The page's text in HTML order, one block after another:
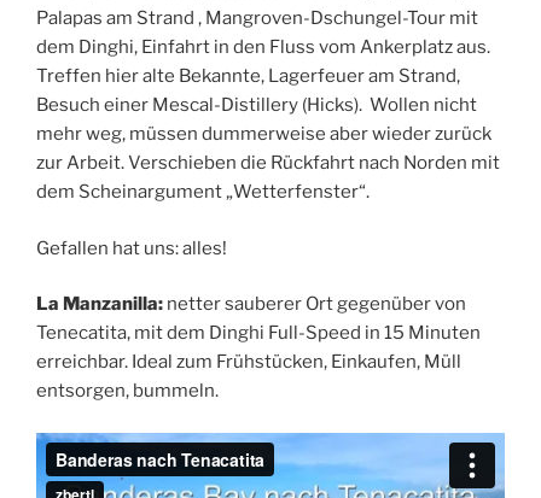
Palapas am Strand , Mangroven-Dschungel-Tour mit
dem Dinghi, Einfahrt in den Fluss vom Ankerplatz aus.
Treffen hier alte Bekannte, Lagerfeuer am Strand,
Besuch einer Mescal-Distillery (Hicks). Wollen nicht
mehr weg, müssen dummerweise aber wieder zurück
zur Arbeit. Verschieben die Rückfahrt nach Norden mit
dem Scheinargument „Wetterfenster“.
Gefallen hat uns: alles!
La Manzanilla: netter sauberer Ort gegenüber von
Tenecatita, mit dem Dinghi Full-Speed in 15 Minuten
erreichbar. Ideal zum Frühstücken, Einkaufen, Müll
entsorgen, bummeln.